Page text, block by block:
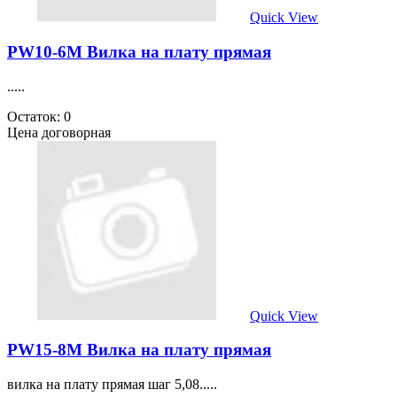
Quick View
PW10-6M Вилка на плату прямая
.....
Остаток: 0
Цена договорная
Quick View
PW15-8M Вилка на плату прямая
вилка на плату прямая шаг 5,08.....